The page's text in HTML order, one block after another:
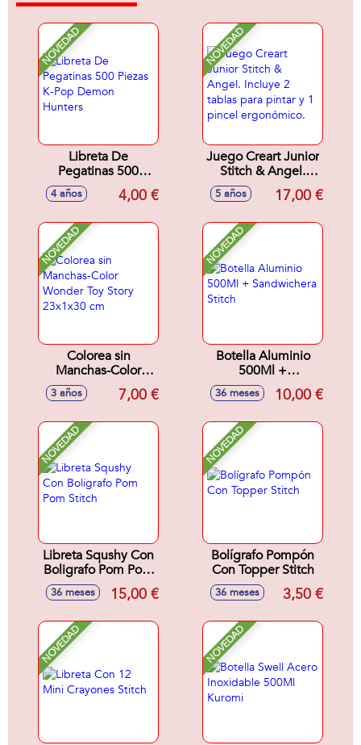
NOVEDAD
Libreta De
Pegatinas 500
Piezas K-Pop
Demon Hunters
4 años 4,00 €
NOVEDAD
Juego Creart Junior
Stitch & Angel.
Incluye 2 tablas
para pintar y 1
5 años 17,00 €
NOVEDAD
Colorea sin
Manchas-Color
Wonder Toy Story
23x1x30 cm
3 años 7,00 €
NOVEDAD
Botella Aluminio
500Ml +
Sandwichera Stitch
36 meses 10,00 €
NOVEDAD
Libreta Squshy Con
Boligrafo Pom Pom
Stitch
36 meses 15,00 €
NOVEDAD
Bolígrafo Pompón
Con Topper Stitch
36 meses 3,50 €
NOVEDAD NOVEDAD